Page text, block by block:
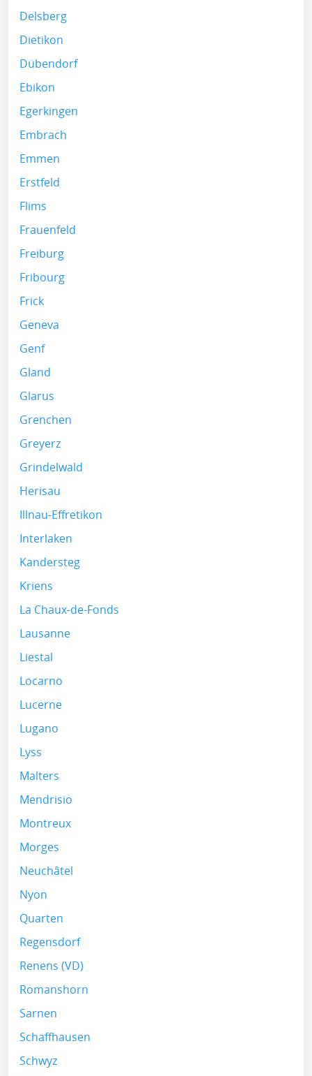
Delsberg
Dietikon
Dübendorf
Ebikon
Egerkingen
Embrach
Emmen
Erstfeld
Flims
Frauenfeld
Freiburg
Fribourg
Frick
Geneva
Genf
Gland
Glarus
Grenchen
Greyerz
Grindelwald
Herisau
Illnau-Effretikon
Interlaken
Kandersteg
Kriens
La Chaux-de-Fonds
Lausanne
Liestal
Locarno
Lucerne
Lugano
Lyss
Malters
Mendrisio
Montreux
Morges
Neuchâtel
Nyon
Quarten
Regensdorf
Renens (VD)
Romanshorn
Sarnen
Schaffhausen
Schwyz